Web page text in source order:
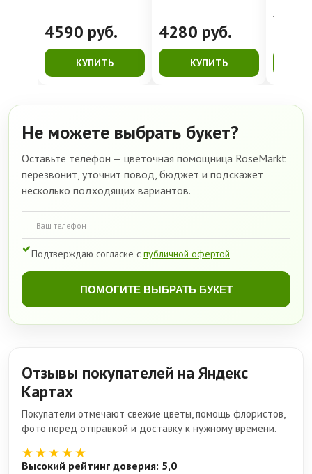
4590 руб.
КУПИТЬ
4280 руб.
КУПИТЬ
4762
Не можете выбрать букет?
Оставьте телефон — цветочная помощница RoseMarkt
перезвонит, уточнит повод, бюджет и подскажет
несколько подходящих вариантов.
Подтверждаю согласие с публичной офертой
ПОМОГИТЕ ВЫБРАТЬ БУКЕТ
Отзывы покупателей на Яндекс
Картах
Покупатели отмечают свежие цветы, помощь флористов,
фото перед отправкой и доставку к нужному времени.
★★★★★
Высокий рейтинг доверия: 5,0